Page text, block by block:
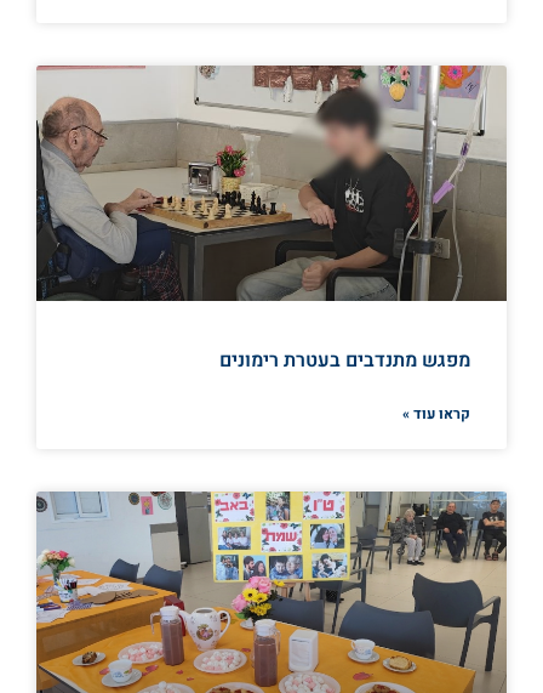
מפגש מתנדבים בעטרת רימונים
קראו עוד »